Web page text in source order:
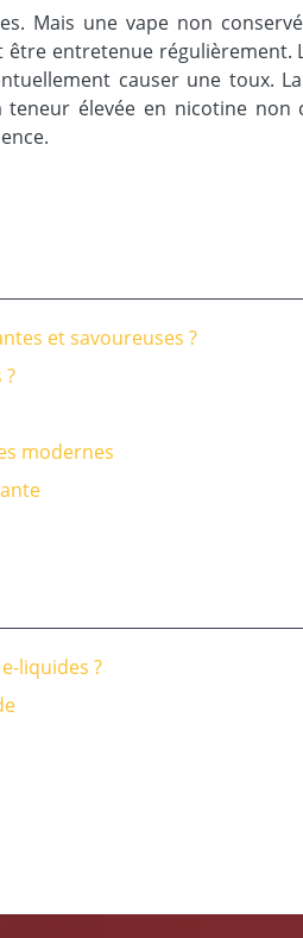
Mais une vape non
entretenue
causer une toux.
élevée en nicotine
et savoureuses ?
modernes
liquides ?